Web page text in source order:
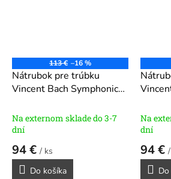
113 € –16 %
Nátrubok pre trúbku
Vincent Bach Symphonic
25
Na externom sklade do 3-7
dní
94 € / ks
Do košíka
26
Na
dní
94 €